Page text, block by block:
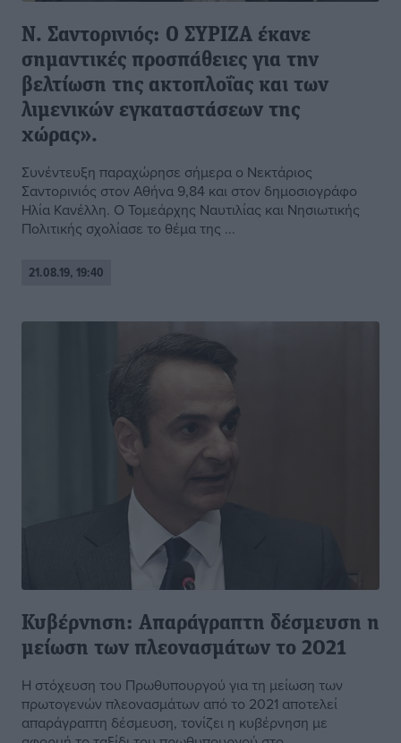
Ν. Σαντορινιός: Ο ΣΥΡΙΖΑ έκανε
σημαντικές προσπάθειες για την
βελτίωση της ακτοπλοΐας και των
λιμενικών εγκαταστάσεων της
χώρας».
Συνέντευξη παραχώρησε σήμερα ο Νεκτάριος
Σαντορινιός στον Αθήνα 9,84 και στον δημοσιογράφο
Ηλία Κανέλλη. Ο Τομεάρχης Ναυτιλίας και Νησιωτικής
Πολιτικής σχολίασε το θέμα της ...
21.08.19, 19:40
Κυβέρνηση: Απαράγραπτη δέσμευση η
μείωση των πλεονασμάτων το 2021
Η στόχευση του Πρωθυπουργού για τη μείωση των
πρωτογενών πλεονασμάτων από το 2021 αποτελεί
απαράγραπτη δέσμευση, τονίζει η κυβέρνηση με